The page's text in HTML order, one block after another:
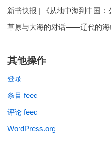
新书快报 | 《从地中海到中国
草原与大海的对话——辽代的海
其他操作
登录
条目 feed
评论 feed
WordPress.org